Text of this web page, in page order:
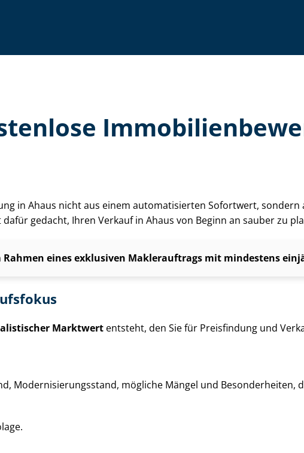
in Ahaus nicht aus einem automatisierten Sofortwert, sondern
dafür gedacht, Ihren Verkauf in Ahaus von Beginn an sauber zu
eines exklusiven Maklerauftrags mit mindestens
Marktwert entsteht, den Sie für Preisfindung und
Mo­der­ni­sie­rungs­stand, mögliche Mängel und Besonderheiten,